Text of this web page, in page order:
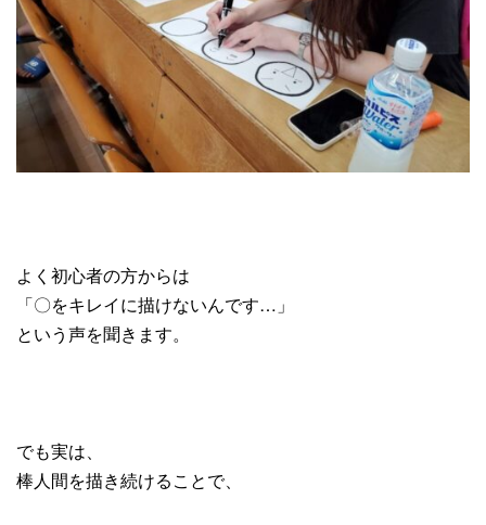
よく初心者の方からは
「〇をキレイに描けないんです…」
という声を聞きます。
でも実は、
棒人間を描き続けることで、